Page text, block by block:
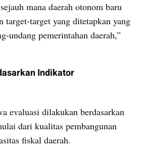
mana daerah otonom baru
target-target yang ditetapkan yang
undang pemerintahan daerah,”
Indikator
evaluasi dilakukan berdasarkan
dari kualitas pembangunan
fiskal daerah.